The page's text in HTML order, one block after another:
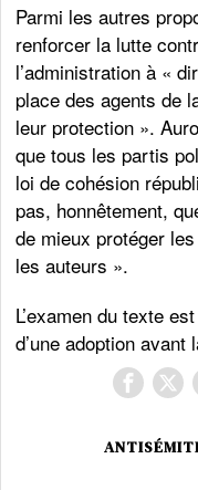
Parmi les autres
renforcer la lutte
l’administration à «
place des agents de
leur protection ».
que tous les partis
loi de cohésion
pas, honnêtement,
de mieux protéger
les auteurs ».
L’examen du texte
d’une adoption avant